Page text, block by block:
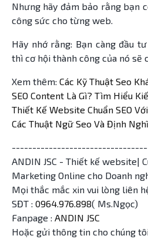
Nhưng hãy đảm bảo rằng bạn
công sức cho từng web.
Hãy nhớ rằng: Bạn càng đầu
thì cơ hội thành công của nó sẽ
Xem thêm: Các Kỹ Thuật Seo
SEO Content Là Gì? Tìm Hiểu
Thiết Kế Website Chuẩn SEO
Các Thuật Ngữ Seo Và Định
ANDIN JSC - Thiết kế website|
Marketing Online cho Doanh
Mọi thắc mắc xin vui lòng liên
SĐT : 0964.976.898( Ms.Ngọc)
Fanpage : ANDIN JSC
Hoặc gửi thông tin cho chúng